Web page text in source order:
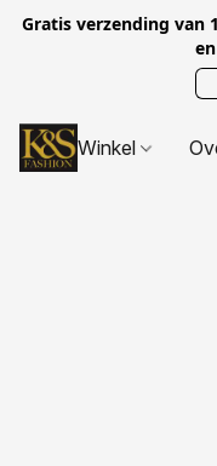
Gratis verzending van
Winkel